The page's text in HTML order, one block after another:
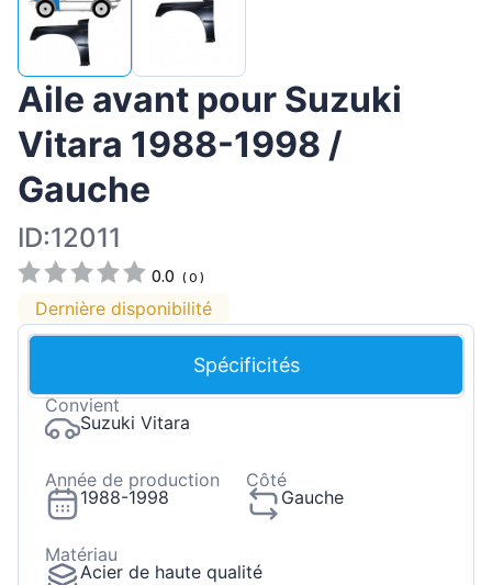
Aile avant pour Suzuki
Vitara 1988-1998 /
Gauche
ID:12011
0.0 (0 )
Dernière disponibilité
Spécificités
Convient
Suzuki Vitara
Année de production
1988-1998
Côté
Gauche
Matériau
Acier de haute qualité